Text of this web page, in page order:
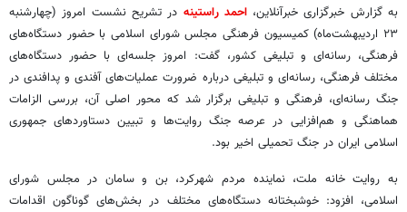
به گزارش خبرگزاری خبرآنلاین،احمد راستینه در تشریح نشست امروز (چهارشنبه
۲۳ اردیبهشت‌ماه) کمیسیون فرهنگی مجلس شورای اسلامی با حضور دستگاه‌های
فرهنگی، رسانه‌ای و تبلیغی کشور، گفت: امروز جلسه‌ای با حضور دستگاه‌های
مختلف فرهنگی، رسانه‌ای و تبلیغی درباره ضرورت‌ عملیات‌های آفندی و پدافندی در
جنگ رسانه‌ای، فرهنگی و تبلیغی برگزار شد که محور اصلی آن، بررسی الزامات
هماهنگی و هم‌افزایی در عرصه جنگ روایت‌ها و تبیین دستاوردهای جمهوری
اسلامی ایران در جنگ تحمیلی اخیر بود.
به روایت خانه ملت، نماینده مردم شهرکرد، بن و سامان در مجلس شورای
اسلامی، افزود: خوشبختانه دستگاه‌های مختلف در بخش‌های گوناگون اقدامات